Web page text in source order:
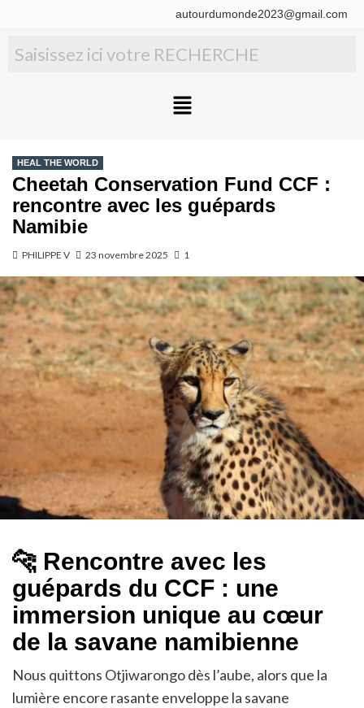
autourdumonde2023@gmail.com
HEAL THE WORLD
Cheetah Conservation Fund CCF :
rencontre avec les guépards
Namibie
PHILIPPE V 23 novembre 2025 1
🐆 Rencontre avec les
guépards du CCF : une
immersion unique au cœur
de la savane namibienne
Nous quittons Otjiwarongo dès l’aube, alors que la
lumière encore rasante enveloppe la savane